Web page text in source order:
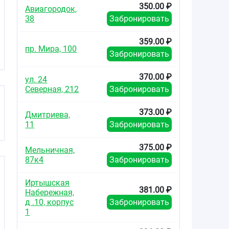
Авиагородок,
38
350.00 ₽
Забронировать
пр. Мира, 100
359.00 ₽
Забронировать
ул. 24
Северная, 212
370.00 ₽
Забронировать
Дмитриева,
11
373.00 ₽
Забронировать
Мельничная,
87к4
375.00 ₽
Забронировать
Иртышская
Набережная,
д .10, корпус
1
381.00 ₽
Забронировать